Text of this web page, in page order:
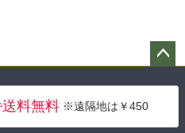
へ
送料無料 ※遠隔地は￥450